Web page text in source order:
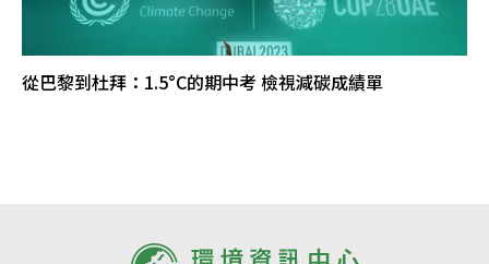
從巴黎到杜拜：1.5°C的期中考 檢視減碳成績單